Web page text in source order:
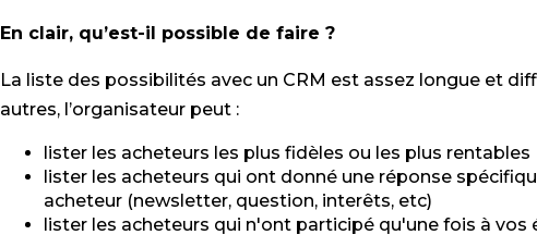
En clair, qu’est-il possible de faire ?
La liste des possibilités avec un CRM est assez longue et
autres, l’organisateur peut :
lister les acheteurs les plus fidèles ou les plus rentables
lister les acheteurs qui ont donné une réponse
acheteur (newsletter, question, interêts, etc)
lister les acheteurs qui n'ont participé qu'une fois à vos